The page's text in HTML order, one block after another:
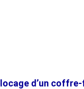
d’un